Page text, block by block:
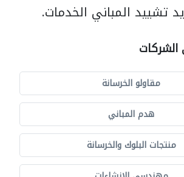
تشييد المباني الخدمات.
الشركات
مقاولو الخرسانة
هدم المباني
منتجات البلوك والخرسانة